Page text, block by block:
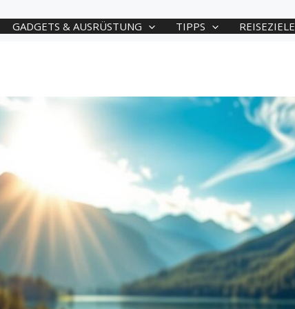
GADGETS & AUSRÜSTUNG TIPPS REISEZIELE